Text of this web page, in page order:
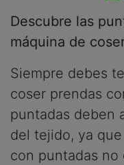
Descubre las
máquina de
Siempre debes
coser prendas
puntadas deben
del tejido, ya
con puntadas no